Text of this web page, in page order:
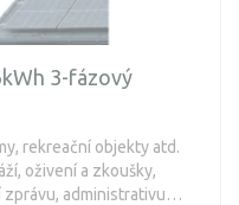
3-fázový
rekreační objekty atd.
oživení a zkoušky,
administrativu